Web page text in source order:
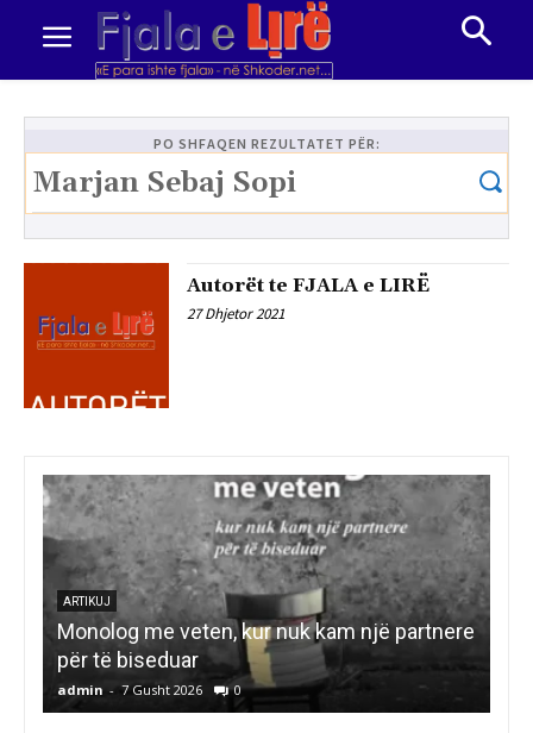
PO SHFAQEN REZULTATET PËR:
Autorët te FJALA e LIRË
27 Dhjetor 2021
ARTIKUJ
HAJDUTI I “ALLAHUT”
admin - 7 Gusht 2026 0